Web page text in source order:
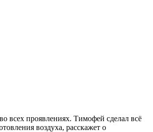
всех проявлениях. Тимофей сделал всё
воздуха, расскажет о